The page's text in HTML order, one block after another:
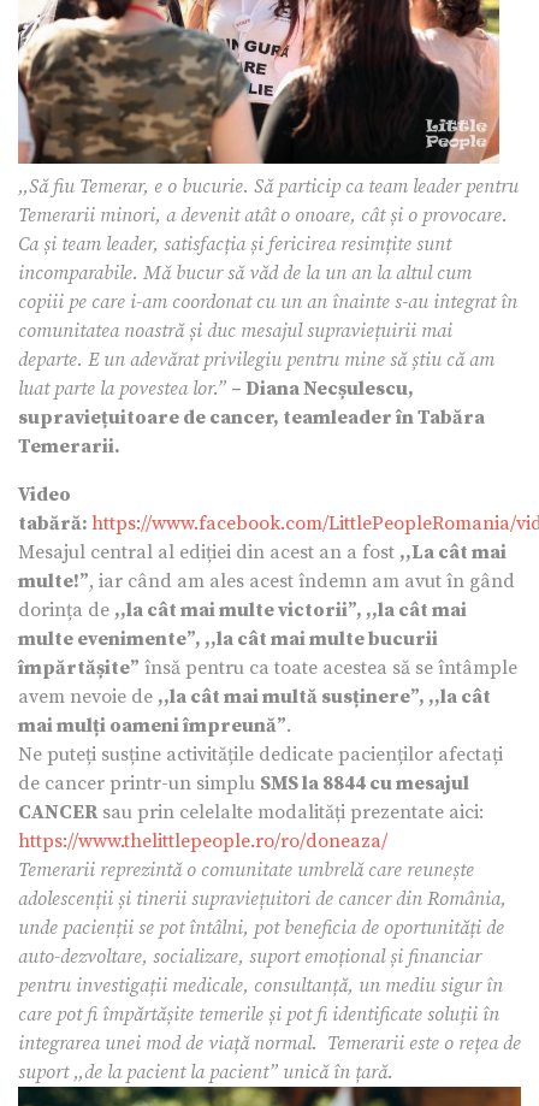
,,Să fiu Temerar, e o bucurie. Să particip ca team leader pentru
Temerarii minori, a devenit atât o onoare, cât și o provocare.
Ca și team leader, satisfacția și fericirea resimțite sunt
incomparabile. Mă bucur să văd de la un an la altul cum
copiii pe care i-am coordonat cu un an înainte s-au integrat în
comunitatea noastră și duc mesajul supraviețuirii mai
departe. E un adevărat privilegiu pentru mine să știu că am
luat parte la povestea lor.” – Diana Necșulescu,
supraviețuitoare de cancer, teamleader în Tabăra
Temerarii.
Video
tabără: https://www.facebook.com/LittlePeopleRomania/
Mesajul central al ediției din acest an a fost ,,La cât mai
multe!”, iar când am ales acest îndemn am avut în gând
dorința de ,,la cât mai multe victorii”, ,,la cât mai
multe evenimente”, ,,la cât mai multe bucurii
împărtășite” însă pentru ca toate acestea să se întâmple
avem nevoie de ,,la cât mai multă susținere”, ,,la cât
mai mulți oameni împreună”.
Ne puteți susține activitățile dedicate pacienților afectați
de cancer printr-un simplu SMS la 8844 cu mesajul
CANCERsau prin celelalte modalități prezentate aici:
https://www.thelittlepeople.ro/ro/doneaza/
Temerarii reprezintă o comunitate umbrelă care reunește
adolescenții și tinerii supraviețuitori de cancer din România,
unde pacienții se pot întâlni, pot beneficia de oportunități de
auto-dezvoltare, socializare, suport emoțional și financiar
pentru investigații medicale, consultanță, un mediu sigur în
care pot fi împărtășite temerile și pot fi identificate soluții în
integrarea unei mod de viață normal. Temerarii este o rețea de
suport ,,de la pacient la pacient” unică în țară.